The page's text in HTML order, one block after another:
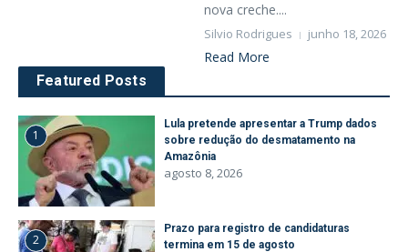
nova creche....
Silvio Rodrigues junho 18, 2026
Read More
Featured Posts
1
Lula pretende apresentar a Trump dados
sobre redução do desmatamento na
Amazônia
agosto 8, 2026
2
Prazo para registro de candidaturas
termina em 15 de agosto